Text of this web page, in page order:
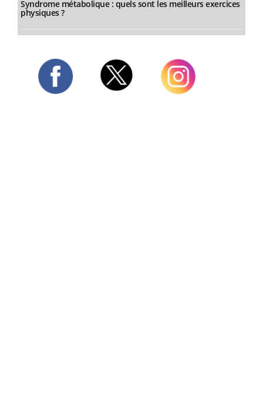
Syndrome métabolique : quels sont les meilleurs exercices
physiques ?